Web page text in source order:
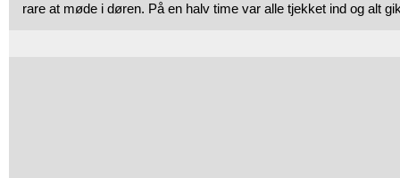
rare at møde i døren. På en halv time var alle tjekket ind og alt